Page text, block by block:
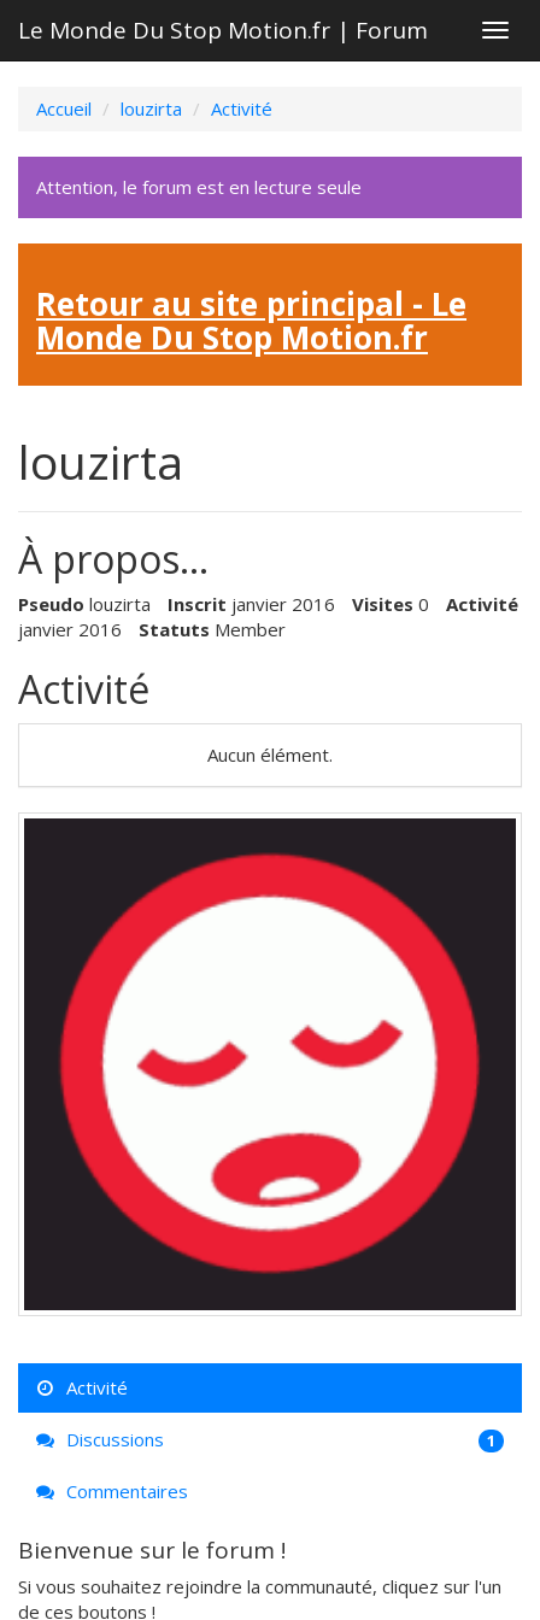
Le Monde Du Stop Motion.fr | Forum
Accueil louzirta Activité
Attention, le forum est en lecture seule
Retour au site principal - Le
Monde Du Stop Motion.fr
louzirta
À propos…
Pseudo louzirta Inscrit janvier 2016 Visites 0
Activité
janvier 2016
Statuts Member
Activité
Aucun élément.
Activité
Discussions 1
Commentaires
Bienvenue sur le forum !
Si vous souhaitez rejoindre la communauté, cliquez sur l'un
de ces boutons !